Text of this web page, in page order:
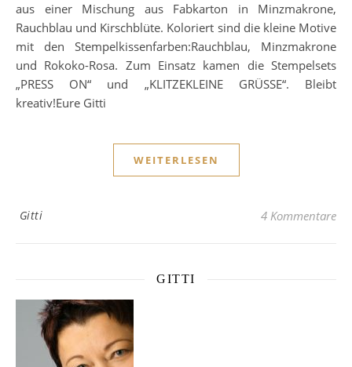
aus einer Mischung aus Fabkarton in Minzmakrone,
Rauchblau und Kirschblüte. Koloriert sind die kleine Motive
mit den Stempelkissenfarben:Rauchblau, Minzmakrone
und Rokoko-Rosa. Zum Einsatz kamen die Stempelsets
„PRESS ON“ und „KLITZEKLEINE GRÜSSE“. Bleibt
kreativ!Eure Gitti
WEITERLESEN
Gitti 4 Kommentare
GITTI